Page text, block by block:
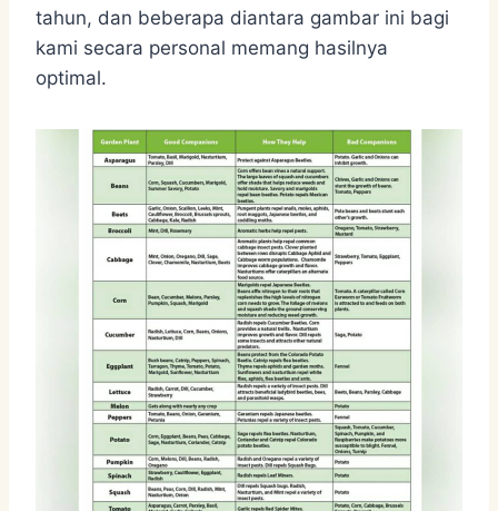
tahun, dan beberapa diantara gambar ini bagi
kami secara personal memang hasilnya
optimal.